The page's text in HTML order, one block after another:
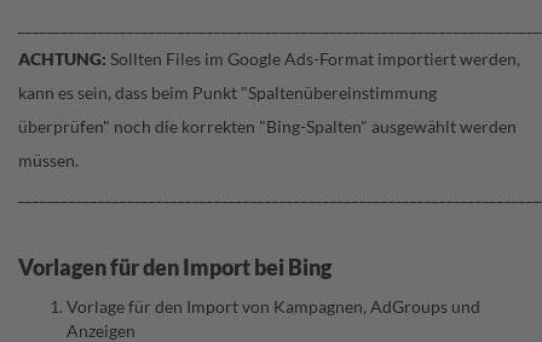
ACHTUNG: Sollten Files im Google Ads-Format importiert werden,
kann es sein, dass beim Punkt "Spaltenübereinstimmung
überprüfen" noch die korrekten "Bing-Spalten" ausgewählt werden
müssen.
Vorlagen für den Import bei Bing
Vorlage für den Import von Kampagnen, AdGroups und
Anzeigen